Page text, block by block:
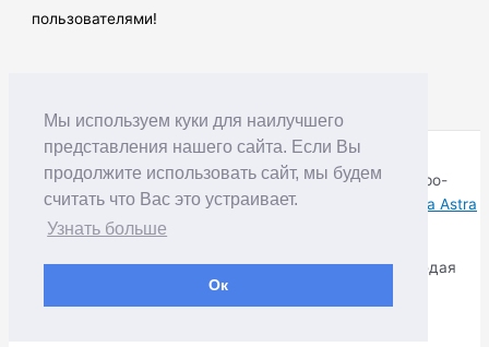
Мы используем куки для наилучшего
представления нашего сайта. Если Вы
продолжите использовать сайт, мы будем
считать что Вас это устраивает.
Узнать больше
Ок
пользователями!
Copyright © RUDNIK.MOBI 28.06.2008 - 2026 | Северо-
Енисейский округ Красноярского края | Powered by
Тема Astra
Копирование материалов разрешается только соблюдая
Правила